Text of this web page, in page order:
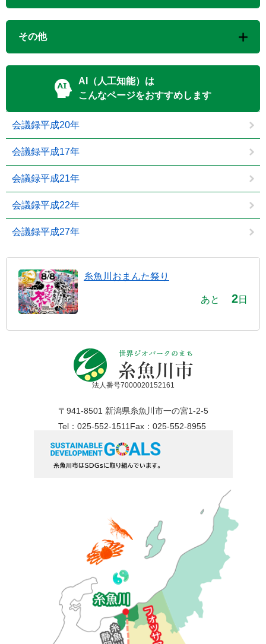
その他
AI（人工知能）は
こんなページをおすすめします
会議録平成20年
会議録平成17年
会議録平成21年
会議録平成22年
会議録平成27年
糸魚川おまんた祭り
あと 2日
法人番号7000020152161
〒941-8501 新潟県糸魚川市一の宮1-2-5
Tel：025-552-1511 Fax：025-552-8955